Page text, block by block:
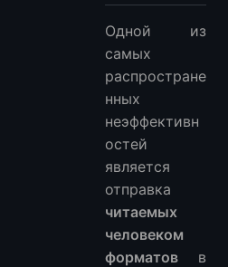
Одной из
самых
распростране
нных
неэффективн
остей
является
отправка
читаемых
человеком
форматов в